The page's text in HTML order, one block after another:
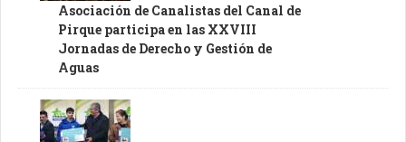
Asociación de Canalistas del Canal de
Pirque participa en las XXVIII
Jornadas de Derecho y Gestión de
Aguas